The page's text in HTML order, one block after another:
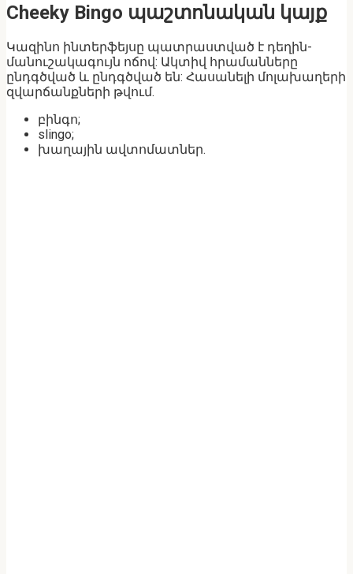
Cheeky Bingo պաշտոնական կայք
Կազինո ինտերֆեյսը պատրաստված է դեղին-
մանուշակագույն ոճով: Ակտիվ հրամանները
ընդգծված և ընդգծված են: Հասանելի մոլախաղերի
զվարճանքների թվում.
բինգո;
slingo;
խաղային ավտոմատներ.